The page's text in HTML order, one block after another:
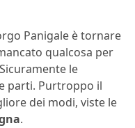
Panigale è tornare
qualcosa per
le
parti. Purtroppo il
dei modi, viste le
.